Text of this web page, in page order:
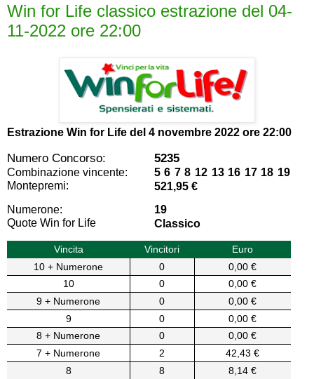
Win for Life classico estrazione del 04-
11-2022 ore 22:00
Estrazione Win for Life del 4 novembre 2022 ore 22:00
Numero Concorso: 5235
Combinazione vincente:
5 6 7 8 12 13 16 17 18 19
Montepremi:
521,95 €
Numerone:
19
Quote Win for Life
Classico
Vincita Vincitori
Euro
10 + Numerone
0
0,00 €
10
0
0,00 €
9 + Numerone
0
0,00 €
9
0
0,00 €
8 + Numerone
0
0,00 €
7 + Numerone
2
42,43 €
8
8
8,14 €